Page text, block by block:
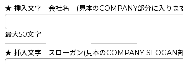
★ 挿入文字 会社名 (見本のCOMPANY部分に入りま
最大50文字
★ 挿入文字 スローガン(見本のCOMPANY SLOGAN